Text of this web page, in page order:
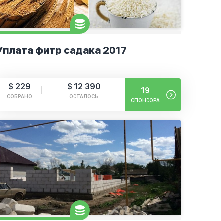
фитр садака 2017
$ 229
СОБРАНО
$ 12 390
ОСТАЛОСЬ
19
СПОНСОРА